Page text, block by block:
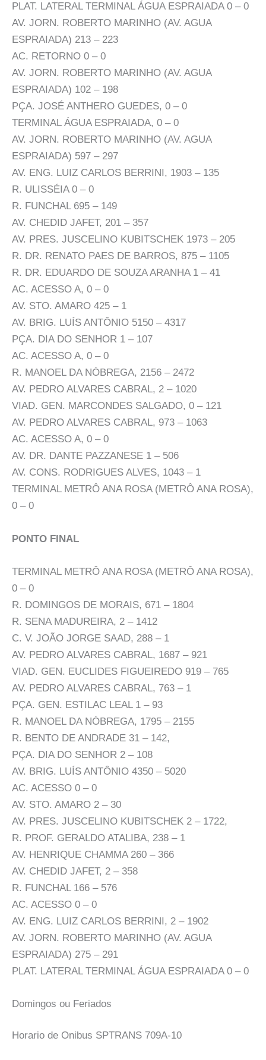
PLAT. LATERAL TERMINAL ÁGUA ESPRAIADA 0 – 0
AV. JORN. ROBERTO MARINHO (AV. AGUA
ESPRAIADA) 213 – 223
AC. RETORNO 0 – 0
AV. JORN. ROBERTO MARINHO (AV. AGUA
ESPRAIADA) 102 – 198
PÇA. JOSÉ ANTHERO GUEDES, 0 – 0
TERMINAL ÁGUA ESPRAIADA, 0 – 0
AV. JORN. ROBERTO MARINHO (AV. AGUA
ESPRAIADA) 597 – 297
AV. ENG. LUIZ CARLOS BERRINI, 1903 – 135
R. ULISSÉIA 0 – 0
R. FUNCHAL 695 – 149
AV. CHEDID JAFET, 201 – 357
AV. PRES. JUSCELINO KUBITSCHEK 1973 – 205
R. DR. RENATO PAES DE BARROS, 875 – 1105
R. DR. EDUARDO DE SOUZA ARANHA 1 – 41
AC. ACESSO A, 0 – 0
AV. STO. AMARO 425 – 1
AV. BRIG. LUÍS ANTÔNIO 5150 – 4317
PÇA. DIA DO SENHOR 1 – 107
AC. ACESSO A, 0 – 0
R. MANOEL DA NÓBREGA, 2156 – 2472
AV. PEDRO ALVARES CABRAL, 2 – 1020
VIAD. GEN. MARCONDES SALGADO, 0 – 121
AV. PEDRO ALVARES CABRAL, 973 – 1063
AC. ACESSO A, 0 – 0
AV. DR. DANTE PAZZANESE 1 – 506
AV. CONS. RODRIGUES ALVES, 1043 – 1
TERMINAL METRÔ ANA ROSA (METRÔ ANA ROSA),
0 – 0
PONTO FINAL
TERMINAL METRÔ ANA ROSA (METRÔ ANA ROSA),
0 – 0
R. DOMINGOS DE MORAIS, 671 – 1804
R. SENA MADUREIRA, 2 – 1412
C. V. JOÃO JORGE SAAD, 288 – 1
AV. PEDRO ALVARES CABRAL, 1687 – 921
VIAD. GEN. EUCLIDES FIGUEIREDO 919 – 765
AV. PEDRO ALVARES CABRAL, 763 – 1
PÇA. GEN. ESTILAC LEAL 1 – 93
R. MANOEL DA NÓBREGA, 1795 – 2155
R. BENTO DE ANDRADE 31 – 142,
PÇA. DIA DO SENHOR 2 – 108
AV. BRIG. LUÍS ANTÔNIO 4350 – 5020
AC. ACESSO 0 – 0
AV. STO. AMARO 2 – 30
AV. PRES. JUSCELINO KUBITSCHEK 2 – 1722,
R. PROF. GERALDO ATALIBA, 238 – 1
AV. HENRIQUE CHAMMA 260 – 366
AV. CHEDID JAFET, 2 – 358
R. FUNCHAL 166 – 576
AC. ACESSO 0 – 0
AV. ENG. LUIZ CARLOS BERRINI, 2 – 1902
AV. JORN. ROBERTO MARINHO (AV. AGUA
ESPRAIADA) 275 – 291
PLAT. LATERAL TERMINAL ÁGUA ESPRAIADA 0 – 0
Domingos ou Feriados
Horario de Onibus SPTRANS 709A-10